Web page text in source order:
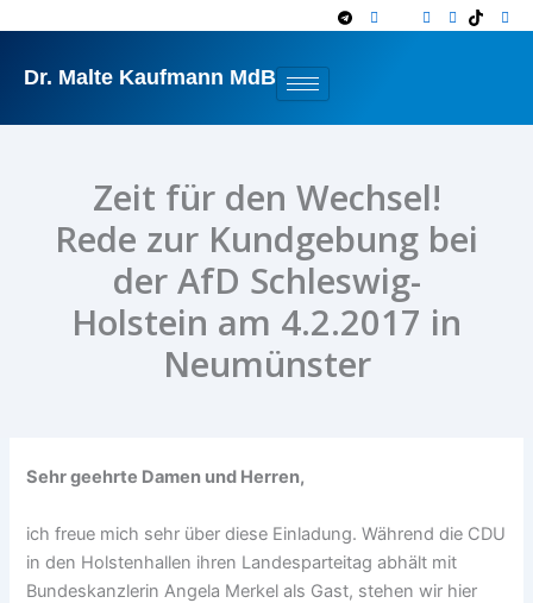
springen
Dr. Malte Kaufmann MdB
Zeit für den Wechsel!
Rede zur Kundgebung bei
der AfD Schleswig-
Holstein am 4.2.2017 in
Neumünster
Sehr geehrte Damen und Herren,
ich freue mich sehr über diese Einladung. Während die CDU
in den Holstenhallen ihren Landesparteitag abhält mit
Bundeskanzlerin Angela Merkel als Gast, stehen wir hier